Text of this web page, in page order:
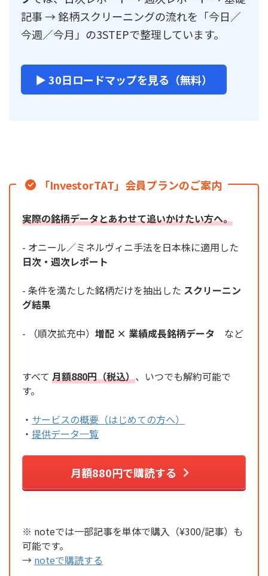
記事 → 銘柄スクリーニングの流れを「今日／
今週／今月」の3STEPで整理しています。
▶ 30日ロードマップを見る（無料）
「InvestorTAT」会員プランのご案内
実際の銘柄データとあわせて追いかけたい方へ。
- オニール／ミネルヴィニ手法を日本株に適用した
日次・週次レポート
- 条件を満たした銘柄だけを抽出した スクリーニン
グ結果
- （順次拡充中） 増配 × 業績成長銘柄データ など
すべて 月額880円（税込）、いつでも解約可能で
す。
・ サービスの概要（はじめての方へ）
・ 提供データ一覧
月額880円で購読する
※ noteでは一部記事を単体で購入（¥300/記事）も
可能です。
→ noteで購読する